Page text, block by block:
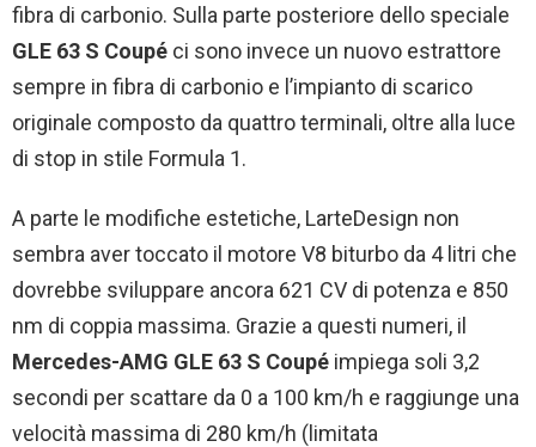
fibra di carbonio. Sulla parte posteriore dello speciale
GLE 63 S Coupé ci sono invece un nuovo estrattore
sempre in fibra di carbonio e l’impianto di scarico
originale composto da quattro terminali, oltre alla luce
di stop in stile Formula 1.
A parte le modifiche estetiche, LarteDesign non
sembra aver toccato il motore V8 biturbo da 4 litri che
dovrebbe sviluppare ancora 621 CV di potenza e 850
nm di coppia massima. Grazie a questi numeri, il
Mercedes-AMG GLE 63 S Coupé impiega soli 3,2
secondi per scattare da 0 a 100 km/h e raggiunge una
velocità massima di 280 km/h (limitata